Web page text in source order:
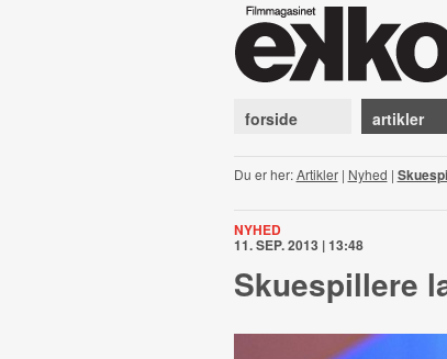
forside artikler
Du er her:Artikler| Nyhed |
NYHED
11. SEP. 2013 | 13:48
Skuespillere